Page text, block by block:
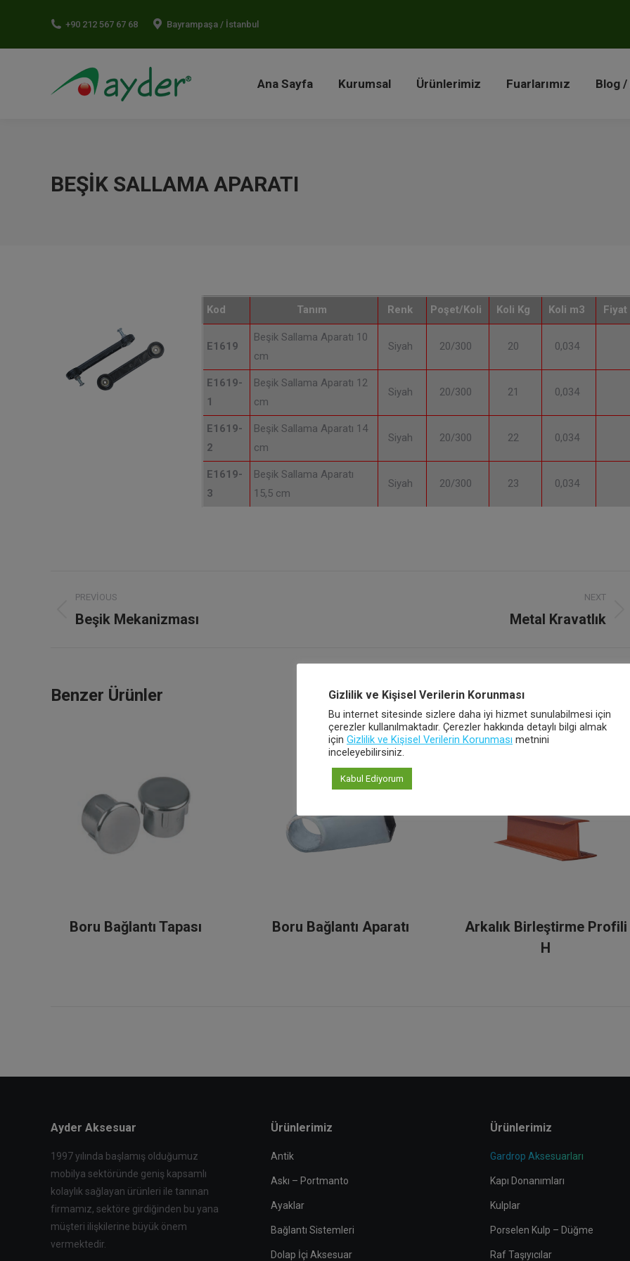
+90 212 567 67 68 Bayrampaşa / İstanbul
Ana Sayfa Kurumsal Ürünlerimiz Fuarlarımız Blog /
BEŞIK SALLAMA APARATI
Kod Tanım Renk Poşet/Koli Koli Kg Koli m3 Fiyat
E1619
Beşik Sallama Aparatı 10
cm
Siyah 20/300 20 0,034
E1619-
1
Beşik Sallama Aparatı 12
cm
Siyah 20/300 21 0,034
E1619-
2
Beşik Sallama Aparatı 14
cm
Siyah 20/300 22 0,034
E1619-
3
Beşik Sallama Aparatı
15,5 cm
Siyah 20/300 23 0,034
Project
navigation
PREVIOUS
Previous
Beşik Mekanizması
NEXT
Metal Kravatlık
Benzer Ürünler
Boru Bağlantı Tapası Boru Bağlantı Aparatı
Arkalık Birleştirme Profili
H
Ayder Aksesuar
1997 yılında başlamış olduğumuz
mobilya sektöründe geniş kapsamlı
kolaylık sağlayan ürünleri ile tanınan
firmamız, sektöre girdiğinden bu yana
müşteri ilişkilerine büyük önem
vermektedir.
Ürünlerimiz
Antik
Askı – Portmanto
Ayaklar
Bağlantı Sistemleri
Dolap İçi Aksesuar
Ürünlerimiz
Gardrop Aksesuarları
Kapı Donanımları
Kulplar
Porselen Kulp – Düğme
Raf Taşıyıcılar
Gizlilik ve Kişisel Verilerin Korunması
Bu internet sitesinde sizlere daha iyi hizmet sunulabilmesi için
çerezler kullanılmaktadır. Çerezler hakkında detaylı bilgi almak
için Gizlilik ve Kişisel Verilerin Korunması metnini
inceleyebilirsiniz.
Kabul Ediyorum